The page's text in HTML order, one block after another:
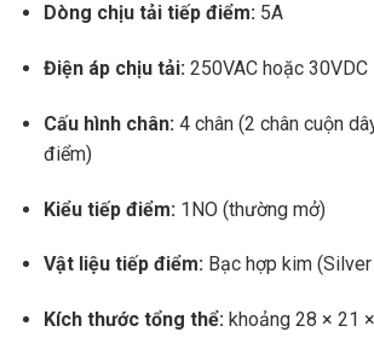
Dòng chịu tải tiếp điểm:5A
Điện áp chịu tải:250VAC hoặc 30VDC
Cấu hình chân: 4 chân (2 chân cuộn
điểm)
Kiểu tiếp điểm: 1NO (thường mở)
Vật liệu tiếp điểm:Bạc hợp kim
Kích thước tổng thể:khoảng 28 × 21